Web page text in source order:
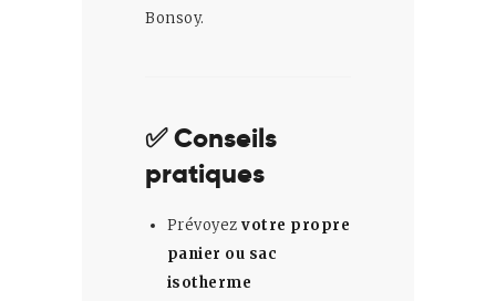
Bonsoy.
✅ Conseils
pratiques
Prévoyezvotre propre
panier ou sac
isotherme